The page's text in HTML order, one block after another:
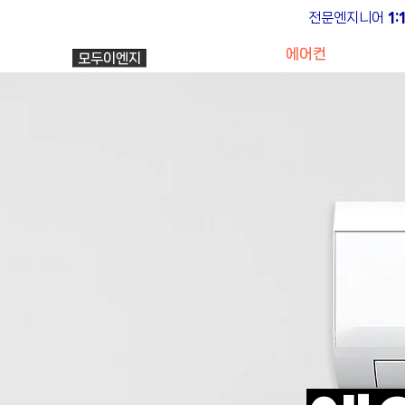
모두이엔지 에어컨
전문엔지니어